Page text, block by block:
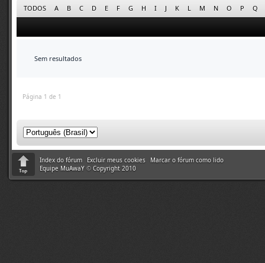
TODOS A B C D E F G H I J K L M N O P Q
Sem resultados
Página 1 de 1
Index do fórum Excluir meus cookies
Marcar o fórum como lido
Equipe MuAwaY © Copyright 2010